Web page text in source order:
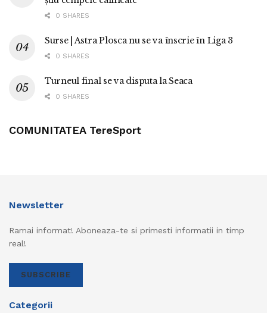
0 SHARES
Surse | Astra Plosca nu se va înscrie în Liga 3
0 SHARES
Turneul final se va disputa la Seaca
0 SHARES
COMUNITATEA TereSport
Newsletter
Ramai informat! Aboneaza-te si primesti informatii in timp
real!
SUBSCRIBE
Categorii